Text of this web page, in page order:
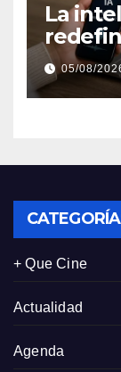
La
viajes:
05/08/
+ Que Cine
Actualidad
Agenda